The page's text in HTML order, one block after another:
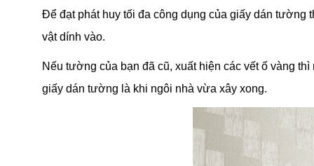
Để đạt phát huy tối đa công dụng của giấy dán tường
vật dính vào.
Nếu tường của bạn đã cũ, xuất hiện các vết ố vàng
giấy dán tường là khi ngôi nhà vừa xây xong.